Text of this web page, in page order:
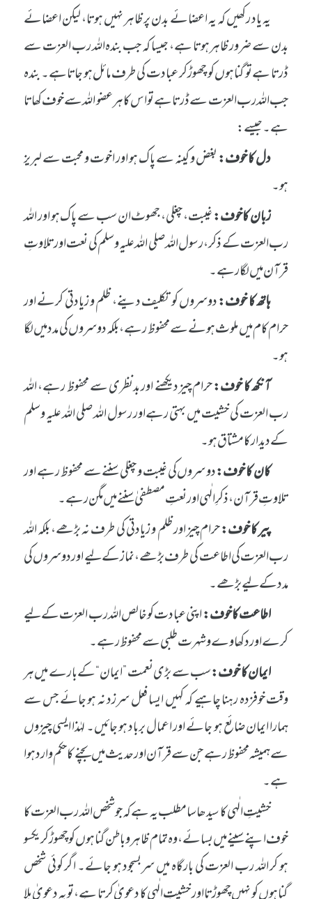
یہ یاد رکھیں کہ یہ اعضائے بدن پر ظاہر نہیں ہوتا، لیکن اعضائے
بدن سے ضرور ظاہر ہوتا ہے، جیسا کہ جب بندہ اللہ رب العزت سے
ڈرتا ہے تو گناہوں کو چھوڑ کر عبادت کی طرف مائل ہو جاتا ہے۔ بندہ
جب اللہ رب العزت سے ڈرتا ہے تو اس کا ہر عضو اللہ سے خوف کھاتا
ہے۔ جیسے:
دل کا خوف:بغض و کینہ سے پاک ہو اور اخوت و محبت سے لبریز
ہو۔
زبان کا خوف:غیبت، چغلی، جھوٹ ان سب سے پاک ہو اور اللہ
رب العزت کے ذکر، رسول اللہ صلی اللہ علیہ وسلم کی نعت اور تلاوتِ
قرآن میں لگا رہے۔
ہاتھ کا خوف:دوسروں کو تکلیف دینے، ظلم و زیادتی کرنے اور
حرام کام میں ملوث ہونے سے محفوظ رہے، بلکہ دوسروں کی مدد میں لگا
ہو۔
آنکھ کا خوف:حرام چیز دیکھنے اور بدنظری سے محفوظ رہے، اللہ
رب العزت کی خشیت میں بہتی رہے اور رسول اللہ صلی اللہ علیہ وسلم
کے دیدار کا مشتاق ہو۔
کان کا خوف:دوسروں کی غیبت و چغلی سننے سے محفوظ رہے اور
تلاوتِ قرآن، ذکرِ الٰہی اور نعتِ مصطفیٰ سننے میں مگن رہے۔
پیر کا خوف:حرام چیز اور ظلم و زیادتی کی طرف نہ بڑھے، بلکہ اللہ
رب العزت کی اطاعت کی طرف بڑھے، نماز کے لیے اور دوسروں کی
مدد کے لیے بڑھے۔
اطاعت کا خوف:اپنی عبادت کو خالص اللہ رب العزت کے لیے
کرے اور دکھاوے و شہرت طلبی سے محفوظ رہے۔
ایمان کا خوف:سب سے بڑی نعمت ”ایمان“ کے بارے میں ہر
وقت خوفزدہ رہنا چاہیے کہ کہیں ایسا فعل سرزد نہ ہو جائے جس سے
ہمارا ایمان ضائع ہو جائے اور اعمال برباد ہو جائیں۔ لہٰذا ایسی چیزوں
سے ہمیشہ محفوظ رہے جن سے قرآن اور حدیث میں بچنے کا حکم وارد ہوا
ہے۔
خشیتِ الٰہی کا سیدھا سا مطلب یہ ہے کہ جو شخص اللہ رب العزت کا
خوف اپنے سینے میں بسائے، وہ تمام ظاہر و باطن گناہوں کو چھوڑ کر یکسو
ہو کر اللہ رب العزت کی بارگاہ میں سربسجود ہو جائے۔ اگر کوئی شخص